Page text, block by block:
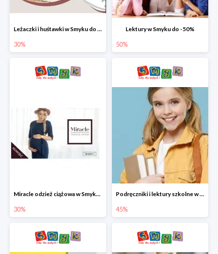
Leżaczki i huśtawki w Smyku do -30%
30%
Lektury w Smyku do -50%
50%
Miracle odzież ciążowa w Smyku co -30%
30%
Podręczniki i lektury szkolne w Smyku do -45%
45%